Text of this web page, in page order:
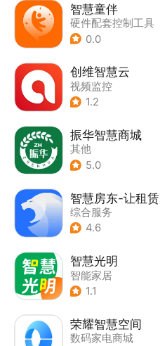
智慧童伴
硬件配套控制工具
0.0
创维智慧云
视频监控
1.2
振华智慧商城
其他
5.0
综合服务
4.6
智慧光明
智能家居
1.1
荣耀智慧空间
数码家电商城